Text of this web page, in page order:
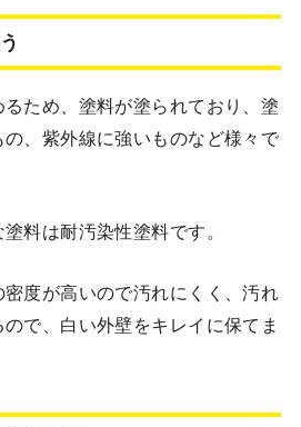
ため、塗料が塗られており、塗
、紫外線に強いものなど様々で
料は耐汚染性塗料です。
度が高いので汚れにくく、汚れ
で、白い外壁をキレイに保てま